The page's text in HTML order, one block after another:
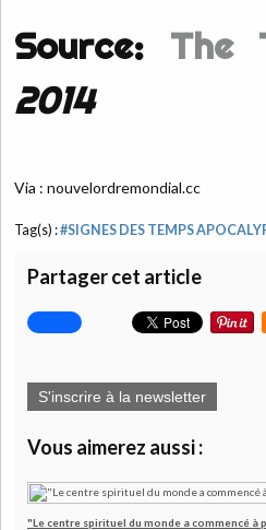
Source: The
2014
Via : nouvelordremondial.cc
Tag(s) :#SIGNES DES TEMPS
Partager cet article
S'inscrire à la newsletter
Vous aimerez aussi :
"Le centre spirituel du monde a commencé